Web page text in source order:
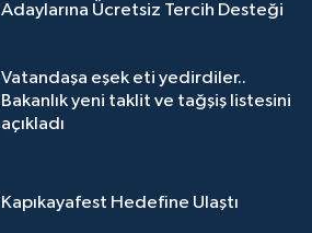
Adaylarına Ücretsiz Tercih Desteği
Vatandaşa eşek eti yedirdiler..
Bakanlık yeni taklit ve tağşiş listesini
açıkladı
Kapıkayafest Hedefine Ulaştı